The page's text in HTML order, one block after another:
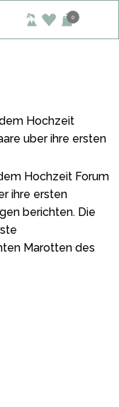
0
Hochzeit
uber ihre ersten
Hochzeit Forum
ihre ersten
berichten. Die
Marotten des